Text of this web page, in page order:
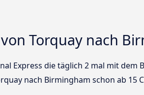
Torquay nach
Express die täglich 2 mal mit
nach Birmingham schon ab 15